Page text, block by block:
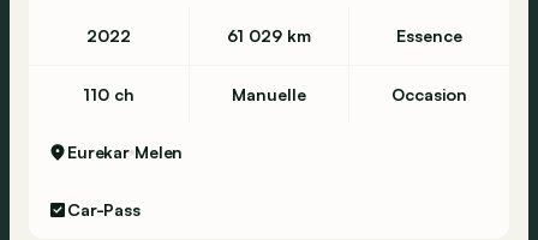
2022 61 029 km Essence
110 ch Manuelle Occasion
Eurekar Melen
Car-Pass